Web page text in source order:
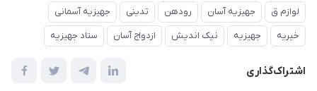
لوازم ق جهیزیه آسان رودهن تدینی
جهیزیه آسمانی
خیریه
جهیزیه نیک اندیش ازدواج آسان ستاد جهیزیه
اشتراک‌گذاری